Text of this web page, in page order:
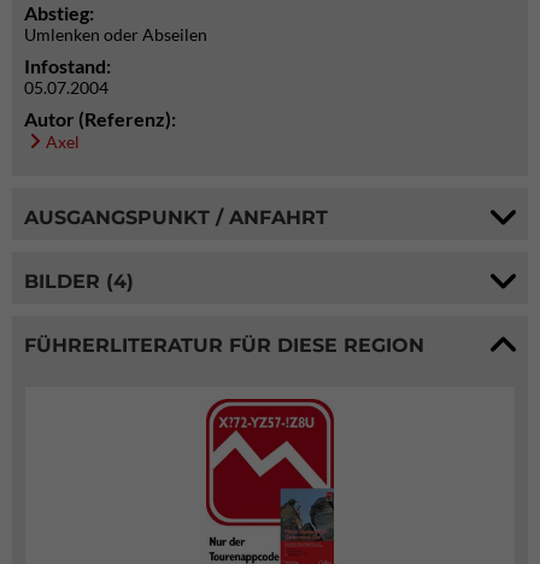
Abstieg:
Umlenken oder Abseilen
Infostand:
05.07.2004
Autor (Referenz):
Axel
AUSGANGSPUNKT / ANFAHRT
BILDER (4)
FÜHRERLITERATUR FÜR DIESE REGION